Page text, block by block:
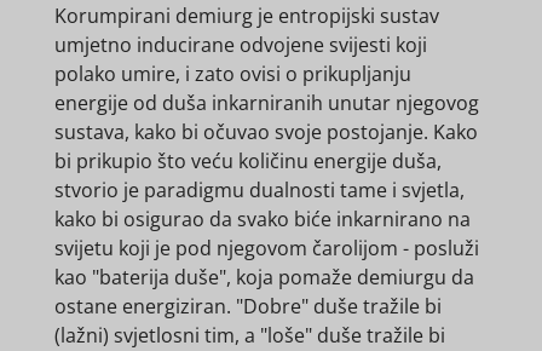
Korumpirani demiurg je entropijski sustav
umjetno inducirane odvojene svijesti koji
polako umire, i zato ovisi o prikupljanju
energije od duša inkarniranih unutar njegovog
sustava, kako bi očuvao svoje postojanje. Kako
bi prikupio što veću količinu energije duša,
stvorio je paradigmu dualnosti tame i svjetla,
kako bi osigurao da svako biće inkarnirano na
svijetu koji je pod njegovom čarolijom - posluži
kao "baterija duše", koja pomaže demiurgu da
ostane energiziran. "Dobre" duše tražile bi
(lažni) svjetlosni tim, a "loše" duše tražile bi